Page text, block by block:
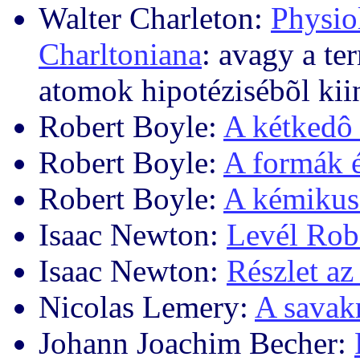
Walter Charleton:
Charltoniana: avagy a
atomok hipotézisébõl
Robert Boyle: A
Robert Boyle: A formák
Robert Boyle: A
Isaac Newton: Levél
Isaac Newton: Részlet
Nicolas Lemery: A
Johann Joachim Becher: